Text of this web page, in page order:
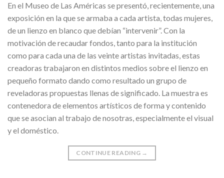
En el Museo de Las Américas se presentó, recientemente, una
exposición en la que se armaba a cada artista, todas mujeres,
de un lienzo en blanco que debían “intervenir”. Con la
motivación de recaudar fondos, tanto para la institución
como para cada una de las veinte artistas invitadas, estas
creadoras trabajaron en distintos medios sobre el lienzo en
pequeño formato dando como resultado un grupo de
reveladoras propuestas llenas de significado. La muestra es
contenedora de elementos artísticos de forma y contenido
que se asocian al trabajo de nosotras, especialmente el visual
y el doméstico.
CONTINUE READING →